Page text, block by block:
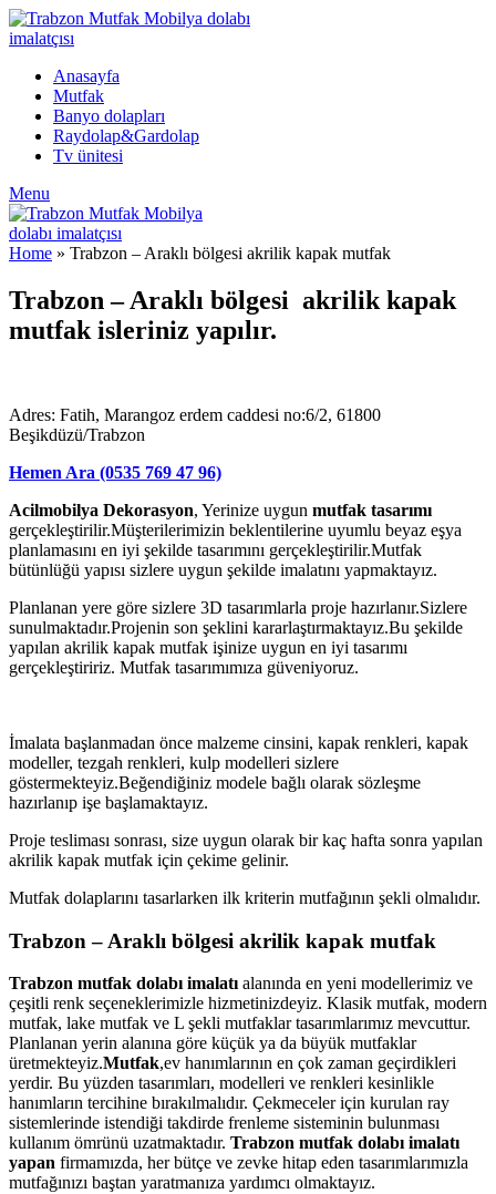
Anasayfa
Mutfak
Banyo dolapları
Raydolap&Gardolap
Tv ünitesi
Menu
Home » Trabzon – Araklı bölgesi akrilik kapak mutfak
Trabzon – Araklı bölgesi akrilik kapak
mutfak isleriniz yapılır.
Adres: Fatih, Marangoz erdem caddesi no:6/2, 61800
Beşikdüzü/Trabzon
Hemen Ara (0535 769 47 96)
Acilmobilya Dekorasyon, Yerinize uygun mutfak tasarımı
gerçekleştirilir.Müşterilerimizin beklentilerine uyumlu beyaz eşya
planlamasını en iyi şekilde tasarımını gerçekleştirilir.Mutfak
bütünlüğü yapısı sizlere uygun şekilde imalatını yapmaktayız.
Planlanan yere göre sizlere 3D tasarımlarla proje hazırlanır.Sizlere
sunulmaktadır.Projenin son şeklini kararlaştırmaktayız.Bu şekilde
yapılan akrilik kapak mutfak işinize uygun en iyi tasarımı
gerçekleştiririz. Mutfak tasarımımıza güveniyoruz.
İmalata başlanmadan önce malzeme cinsini, kapak renkleri, kapak
modeller, tezgah renkleri, kulp modelleri sizlere
göstermekteyiz.Beğendiğiniz modele bağlı olarak sözleşme
hazırlanıp işe başlamaktayız.
Proje tesliması sonrası, size uygun olarak bir kaç hafta sonra yapılan
akrilik kapak mutfak için çekime gelinir.
Mutfak dolaplarını tasarlarken ilk kriterin mutfağının şekli olmalıdır.
Trabzon – Araklı bölgesi akrilik kapak mutfak
Trabzon mutfak dolabı imalatı alanında en yeni modellerimiz ve
çeşitli renk seçeneklerimizle hizmetinizdeyiz. Klasik mutfak, modern
mutfak, lake mutfak ve L şekli mutfaklar tasarımlarımız mevcuttur.
Planlanan yerin alanına göre küçük ya da büyük mutfaklar
üretmekteyiz.Mutfak,ev hanımlarının en çok zaman geçirdikleri
yerdir. Bu yüzden tasarımları, modelleri ve renkleri kesinlikle
hanımların tercihine bırakılmalıdır. Çekmeceler için kurulan ray
sistemlerinde istendiği takdirde frenleme sisteminin bulunması
kullanım ömrünü uzatmaktadır. Trabzon mutfak dolabı imalatı
yapan firmamızda, her bütçe ve zevke hitap eden tasarımlarımızla
mutfağınızı baştan yaratmanıza yardımcı olmaktayız.